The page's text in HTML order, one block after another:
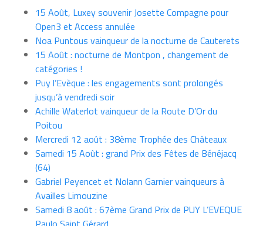
15 Août, Luxey souvenir Josette Compagne pour
Open3 et Access annulée
Noa Puntous vainqueur de la nocturne de Cauterets
15 Août : nocturne de Montpon , changement de
catégories !
Puy l’Evèque : les engagements sont prolongés
jusqu’à vendredi soir
Achille Waterlot vainqueur de la Route D’Or du
Poitou
Mercredi 12 août : 38ème Trophée des Châteaux
Samedi 15 Août : grand Prix des Fêtes de Bénéjacq
(64)
Gabriel Peyencet et Nolann Garnier vainqueurs à
Availles Limouzine
Samedi 8 août : 67ème Grand Prix de PUY L’EVEQUE